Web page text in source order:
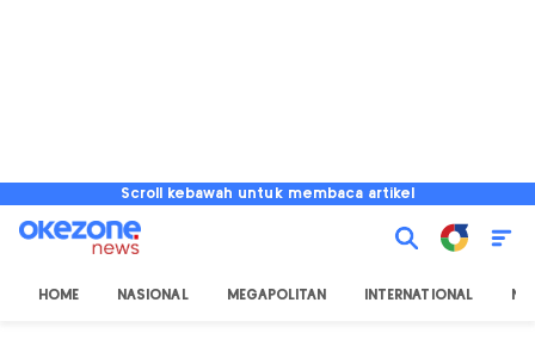
Scroll kebawah untuk membaca artikel
HOME NASIONAL MEGAPOLITAN INTERNATIONAL